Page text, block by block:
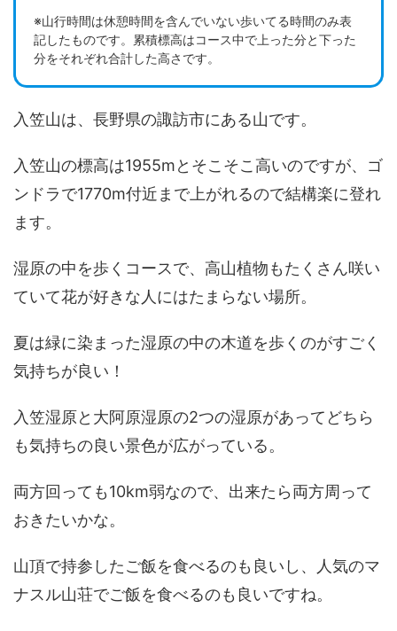
※山行時間は休憩時間を含んでいない歩いてる時間のみ表
記したものです。累積標高はコース中で上った分と下った
分をそれぞれ合計した高さです。
入笠山は、長野県の諏訪市にある山です。
入笠山の標高は1955mとそこそこ高いのですが、ゴ
ンドラで1770m付近まで上がれるので結構楽に登れ
ます。
湿原の中を歩くコースで、高山植物もたくさん咲い
ていて花が好きな人にはたまらない場所。
夏は緑に染まった湿原の中の木道を歩くのがすごく
気持ちが良い！
入笠湿原と大阿原湿原の2つの湿原があってどちら
も気持ちの良い景色が広がっている。
両方回っても10km弱なので、出来たら両方周って
おきたいかな。
山頂で持参したご飯を食べるのも良いし、人気のマ
ナスル山荘でご飯を食べるのも良いですね。